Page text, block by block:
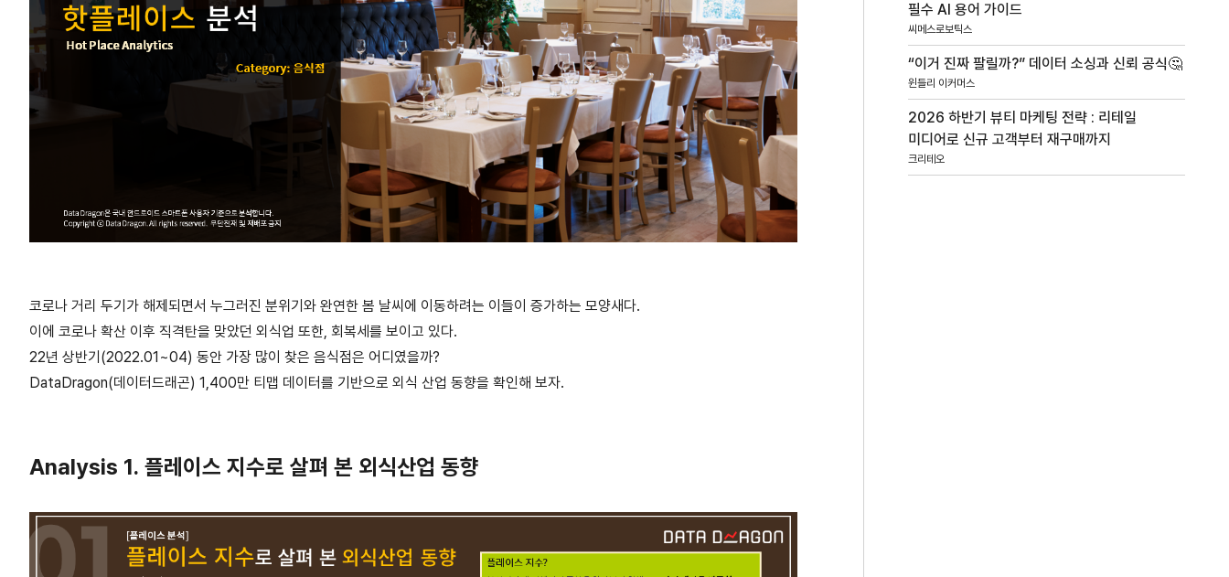
코로나 거리 두기가 해제되면서 누그러진 분위기와 완연한 봄 날씨에 이동하려는 이들이 증가하는 모양새다.
이에 코로나 확산 이후 직격탄을 맞았던 외식업 또한, 회복세를 보이고 있다.
22년 상반기(2022.01~04) 동안 가장 많이 찾은 음식점은 어디였을까?
DataDragon(데이터드래곤) 1,400만 티맵 데이터를 기반으로 외식 산업 동향을 확인해 보자.
Analysis 1. 플레이스 지수로 살펴 본 외식산업 동향
필수 AI 용어 가이드
씨메스로보틱스
“이거 진짜 팔릴까?” 데이터 소싱과 신뢰 공식🤔
윈들리 이커머스
2026 하반기 뷰티 마케팅 전략 : 리테일
미디어로 신규 고객부터 재구매까지
크리테오